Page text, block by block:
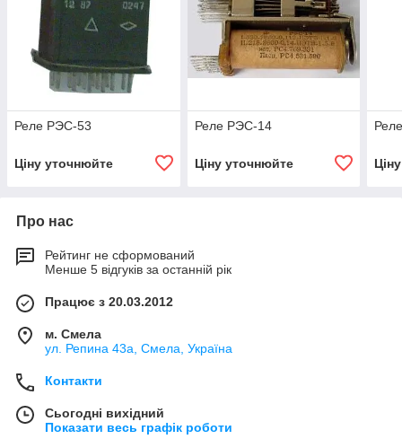
Реле РЭС-53
Ціну уточнюйте
Реле РЭС-14
Ціну уточнюйте
Про нас
Рейтинг не сформований
Менше 5 відгуків за останній рік
Працює з 20.03.2012
м. Смела
ул. Репина 43а, Смела, Україна
Контакти
Сьогодні вихідний
Показати весь графік роботи